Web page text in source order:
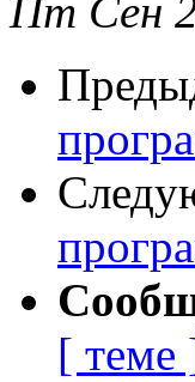
Пт Сен
[ теме